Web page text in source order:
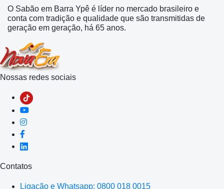
O Sabão em Barra Ypê é líder no mercado brasileiro e
conta com tradição e qualidade que são transmitidas de
geração em geração, há 65 anos.
Nossas redes sociais
Contatos
Ligação e Whatsapp: 0800 018 0015